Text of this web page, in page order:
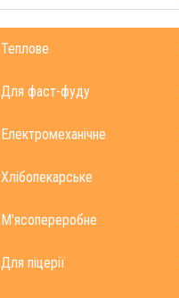
Теплове
Для фаст-фуду
Електромеханічне
Хлібопекарське
М'ясопереробне
Для піцерії